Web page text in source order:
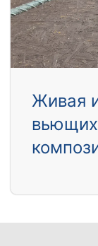
Живая